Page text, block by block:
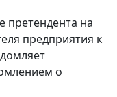
претендента на
предприятия к
о